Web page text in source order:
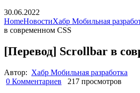
30.06.2022
HomeНовостиХабр Мобильная
в современном CSS
[Перевод] Scrollbar в
Автор: Хабр Мобильная разработка
0 Комментариев
217 просмотров